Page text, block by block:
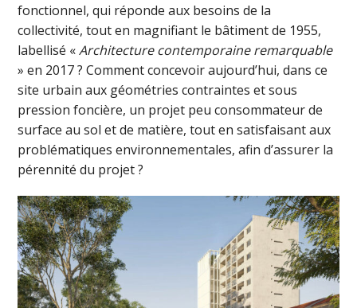
fonctionnel, qui réponde aux besoins de la
collectivité, tout en magnifiant le bâtiment de 1955,
labellisé «Architecture contemporaine remarquable
» en 2017 ? Comment concevoir aujourd’hui, dans ce
site urbain aux géométries contraintes et sous
pression foncière, un projet peu consommateur de
surface au sol et de matière, tout en satisfaisant aux
problématiques environnementales, afin d’assurer la
pérennité du projet ?